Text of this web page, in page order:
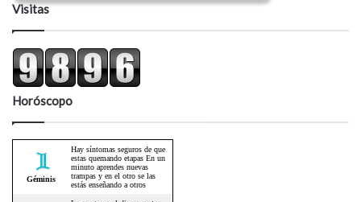
Visitas
Horóscopo